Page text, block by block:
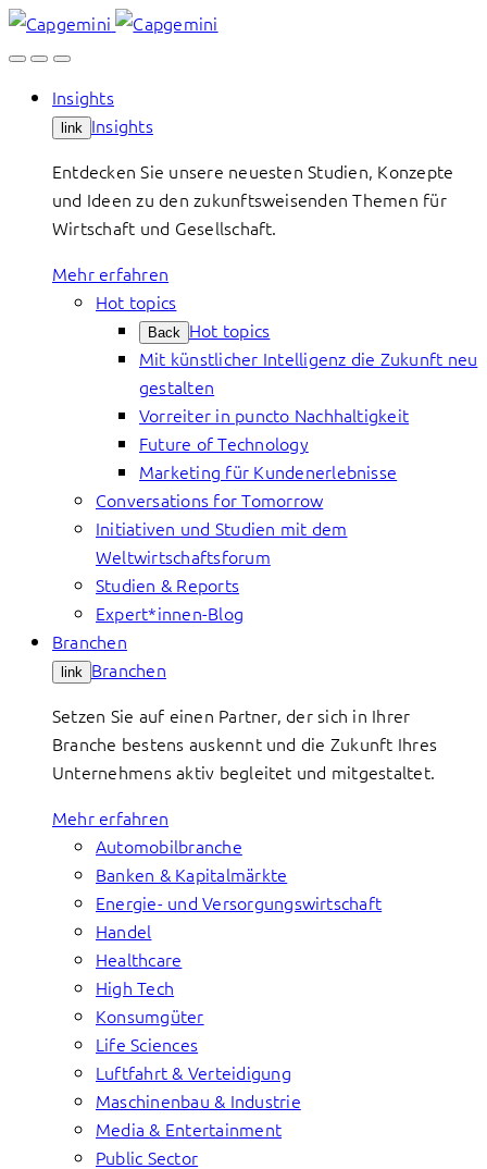
Skip
to
Insights
link Insights
Entdecken Sie unsere neuesten Studien, Konzepte
und Ideen zu den zukunftsweisenden Themen für
Wirtschaft und Gesellschaft.
Mehr erfahren
Hot topics
Back Hot topics
Mit künstlicher Intelligenz die Zukunft neu
gestalten
Vorreiter in puncto Nachhaltigkeit
Future of Technology
Marketing für Kundenerlebnisse
Conversations for Tomorrow
Initiativen und Studien mit dem
Weltwirtschaftsforum
Studien & Reports
Expert*innen-Blog
Branchen
link Branchen
Setzen Sie auf einen Partner, der sich in Ihrer
Branche bestens auskennt und die Zukunft Ihres
Unternehmens aktiv begleitet und mitgestaltet.
Mehr erfahren
Automobilbranche
Banken & Kapitalmärkte
Energie- und Versorgungswirtschaft
Handel
Healthcare
High Tech
Konsumgüter
Life Sciences
Luftfahrt & Verteidigung
Maschinenbau & Industrie
Media & Entertainment
Public Sector